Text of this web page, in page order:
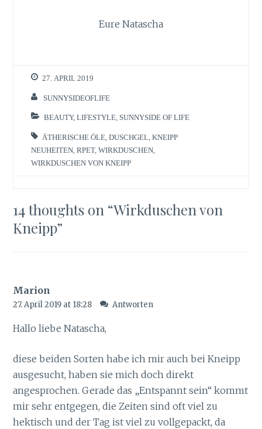
Eure Natascha
27. APRIL 2019
SUNNYSIDEOFLIFE
BEAUTY,LIFESTYLE SUNNYSIDE OF LIFE
ÄTHERISCHE ÖLE ,DUSCHGEL ,KNEIPP
NEUHEITEN ,RPET,WIRKDUSCHEN
WIRKDUSCHEN VON KNEIPP
14 thoughts on “Wirkduschen von
Kneipp”
Marion
27. April 2019 at 18:28 Antworten
Hallo liebe Natascha,
diese beiden Sorten habe ich mir auch bei Kneipp
ausgesucht, haben sie mich doch direkt
angesprochen. Gerade das „Entspannt sein“ kommt
mir sehr entgegen, die Zeiten sind oft viel zu
hektisch und der Tag ist viel zu vollgepackt, da